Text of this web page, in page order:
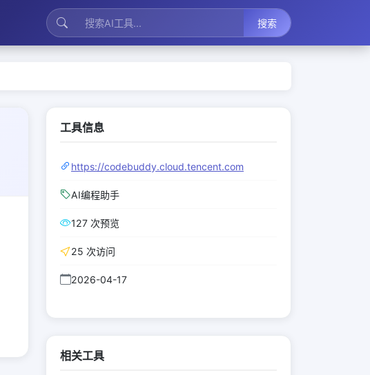
搜索
工具信息
https://codebuddy.cloud.tencent.com
AI编程助手
127 次预览
25 次访问
2026-04-17
相关工具